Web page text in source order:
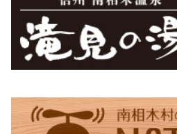
食べるビーツドレッシング（大）
食べるビーツドレッシング（小）
蕎麦珈琲「実ト豆」（ビン）
Moccai・48ピースパック
シナノユキマス・フィギュア
御座山ピンバッジ
滝見の湯オリジナルグッズ
滝見の湯エコバッグ（Sサイズ）
グレイ
ちょっくらさん・クリアファイル
ちょっくらさん・ステッカー